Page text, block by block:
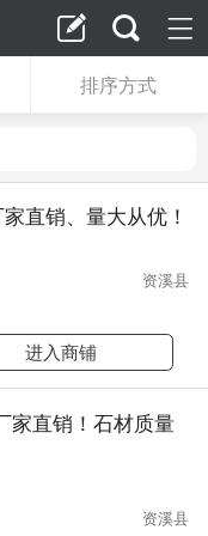
排序方式
直销、量大从优！
资溪县
进入商铺
家直销！石材质量
资溪县